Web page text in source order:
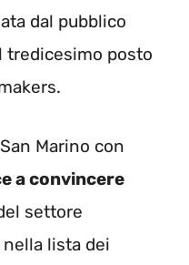
dal pubblico
tredicesimo posto
Marino con
a convincere
settore
lista dei